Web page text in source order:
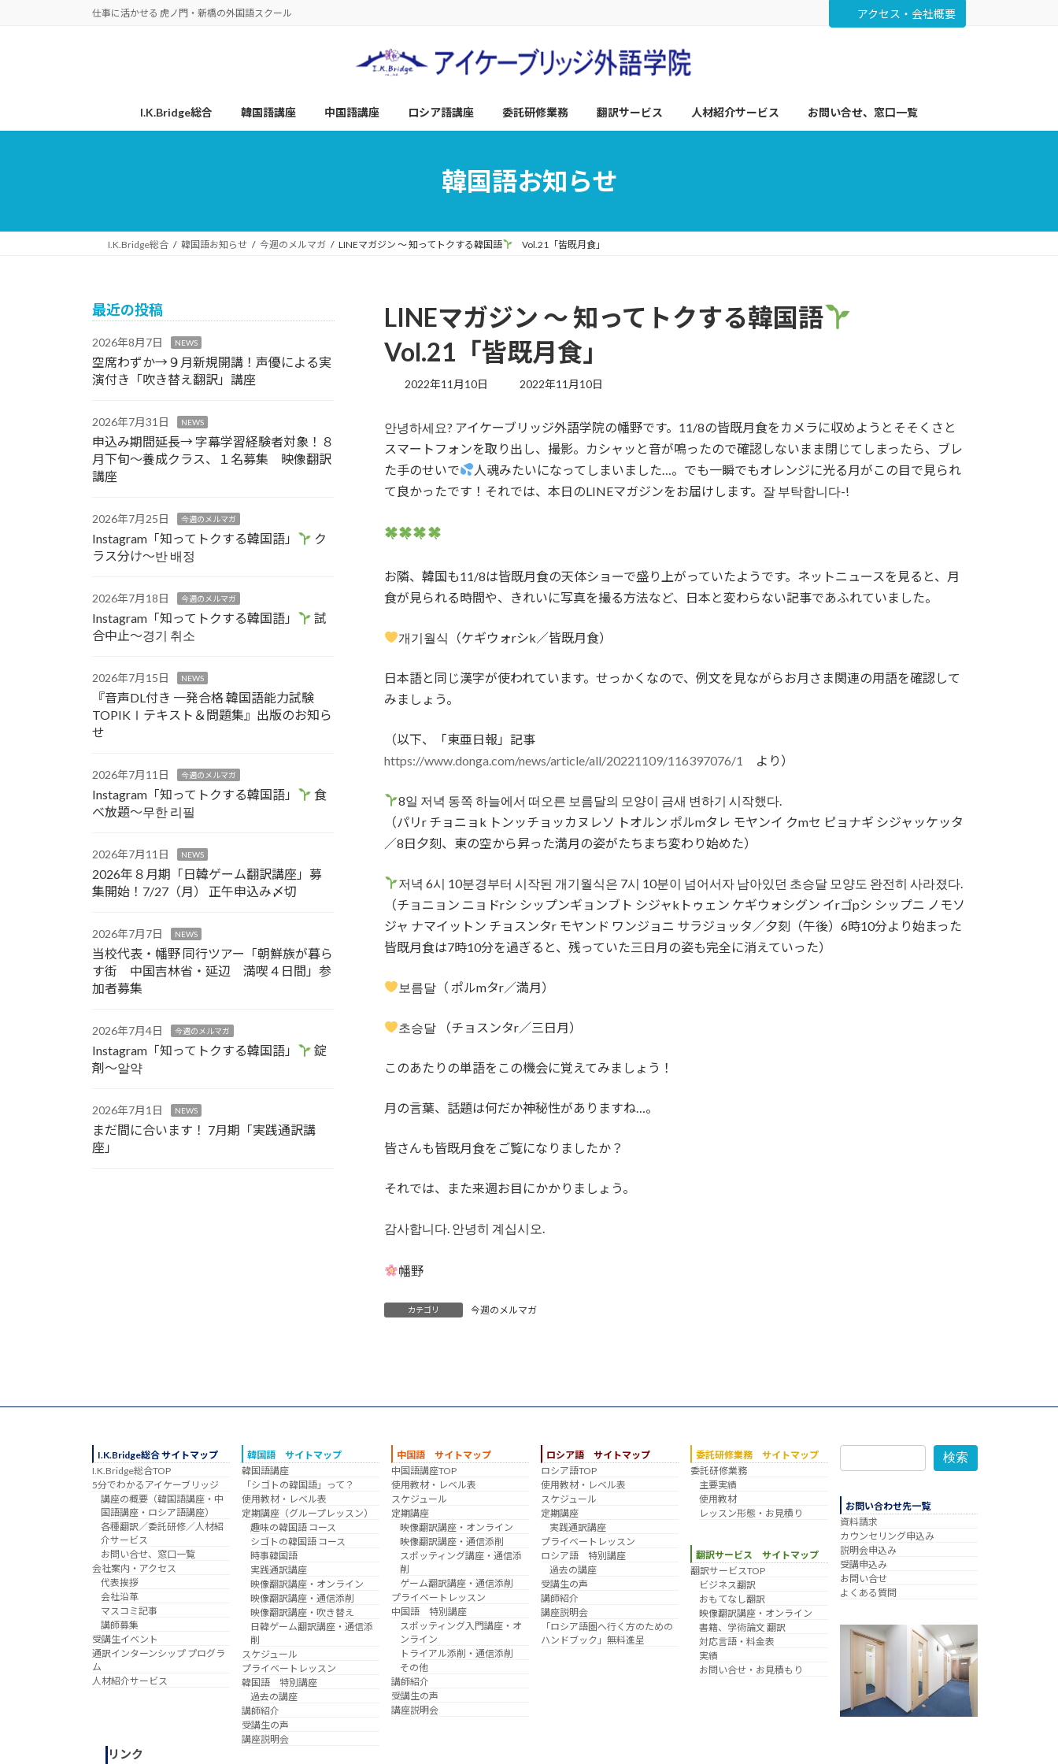
仕事に活かせる 虎ノ門・新橋の外国語スクール アクセス・会社概要
I.K.Bridge総合 韓国語講座 中国語講座 ロシア語講座 委託研修業務 翻訳サービス 人材紹介サービス お問い合せ、窓口一覧
韓国語お知らせ
I.K.Bridge総合 韓国語お知らせ 今週のメルマガ LINEマガジン ～ 知ってトクする韓国語 Vol.21「皆既月食」
LINEマガジン ～ 知ってトクする韓国語
Vol.21「皆既月食」
2022年11月10日
最
新
日
:
2022年11月10日
안녕하세요? アイケーブリッジ外語学院の幡野です。11/8の皆既月食をカメラに収めようとそそくさと
スマートフォンを取り出し、撮影。カシャッと音が鳴ったので確認しないまま閉じてしまったら、ブレ
た手のせいで
人魂みたいになってしまいました…。でも一瞬でもオレンジに光る月がこの目で見られ
て良かったです！それでは、本日のLINEマガジンをお届けします。잘 부탁합니다-!
お隣、韓国も11/8は皆既月食の天体ショーで盛り上がっていたようです。ネットニュースを見ると、月
食が見られる時間や、きれいに写真を撮る方法など、日本と変わらない記事であふれていました。
개기월식（ケギウォrシk／皆既月食）
日本語と同じ漢字が使われています。せっかくなので、例文を見ながらお月さま関連の用語を確認して
みましょう。
（以下、「東亜日報」記事
https://www.donga.com/news/article/all/20221109/116397076/1
より）
8일 저녁 동쪽 하늘에서 떠오른 보름달의 모양이 금새 변하기 시작했다.
（パリr チョニョk トンッチョッカヌレソ トオルン ポルmタレ モヤンイ クmセ ピョナギ シジャッケッタ
／8日夕刻、東の空から昇った満月の姿がたちまち変わり始めた）
저녁 6시 10분경부터 시작된 개기월식은 7시 10분이 넘어서자 남아있던 초승달 모양도 완전히 사라졌다.
（チョニョン ニョドrシ シップンギョンブト シジャkトゥェン ケギウォシグン イrゴpシ シップニ ノモソ
ジャ ナマイットン チョスンタr モヤンド ワンジョニ サラジョッタ／夕刻（午後）6時10分より始まった
皆既月食は7時10分を過ぎると、残っていた三日月の姿も完全に消えていった）
보름달（ ポルmタr／満月）
초승달 （チョスンタr／三日月）
このあたりの単語をこの機会に覚えてみましょう！
月の言葉、話題は何だか神秘性がありますね…。
皆さんも皆既月食をご覧になりましたか？
それでは、また来週お目にかかりましょう。
감사합니다. 안녕히 계십시오.
幡野
カテゴリ 今週のメルマガ
最近の投稿
2026年8月7日 NEWS
空席わずか→９月新規開講！声優による実
演付き「吹き替え翻訳」講座
2026年7月31日 NEWS
申込み期間延長→ 字幕学習経験者対象！８
月下旬～養成クラス、１名募集 映像翻訳
講座
2026年7月25日 今週のメルマガ
Instagram「知ってトクする韓国語」
ク
ラス分け～반 배정
2026年7月18日 今週のメルマガ
Instagram「知ってトクする韓国語」
試
合中止～경기 취소
2026年7月15日 NEWS
『音声DL付き 一発合格 韓国語能力試験
TOPIKⅠテキスト＆問題集』出版のお知ら
せ
2026年7月11日 今週のメルマガ
Instagram「知ってトクする韓国語」
食
べ放題～무한 리필
2026年7月11日 NEWS
2026年８月期「日韓ゲーム翻訳講座」募
集開始！7/27（月） 正午申込み〆切
2026年7月7日 NEWS
当校代表・幡野 同行ツアー「朝鮮族が暮ら
す街 中国吉林省・延辺 満喫４日間」参
加者募集
2026年7月4日 今週のメルマガ
Instagram「知ってトクする韓国語」
錠
剤～알약
2026年7月1日 NEWS
まだ間に合います！ 7月期「実践通訳講
座」
I.K.Bridge総合 サイトマップ
I.K.Bridge総合TOP
5分でわかるアイケーブリッジ
講座の概要（韓国語講座・中
国語講座・ロシア語講座）
各種翻訳／委託研修／人材紹
介サービス
お問い合せ、窓口一覧
会社案内・アクセス
代表挨拶
会社沿革
マスコミ記事
講師募集
受講生イベント
通訳インターンシップ プログラ
ム
人材紹介サービス
韓国語 サイトマップ
韓国語講座
「シゴトの韓国語」って？
使用教材・レベル表
定期講座（グループレッスン）
趣味の韓国語 コース
シゴトの韓国語 コース
時事韓国語
実践通訳講座
映像翻訳講座・オンライン
映像翻訳講座・通信添削
映像翻訳講座・吹き替え
日韓ゲーム翻訳講座・通信添
削
スケジュール
プライベートレッスン
韓国語 特別講座
過去の講座
講師紹介
受講生の声
講座説明会
中国語 サイトマップ
中国語講座TOP
使用教材・レベル表
スケジュール
定期講座
映像翻訳講座・オンライン
映像翻訳講座・通信添削
スポッティング講座・通信添
削
ゲーム翻訳講座・通信添削
プライベートレッスン
中国語 特別講座
スポッティング入門講座・オ
ンライン
トライアル添削・通信添削
その他
講師紹介
受講生の声
講座説明会
ロシア語 サイトマップ
ロシア語TOP
使用教材・レベル表
スケジュール
定期講座
実践通訳講座
プライベートレッスン
ロシア語 特別講座
過去の講座
受講生の声
講師紹介
講座説明会
「ロシア語圏へ行く方のための
ハンドブック」無料進呈
委託研修業務 サイトマップ
委託研修業務
主要実績
使用教材
レッスン形態・お見積り
翻訳サービス サイトマップ
翻訳サービスTOP
ビジネス翻訳
おもてなし翻訳
映像翻訳講座・オンライン
書籍、学術論文 翻訳
対応言語・料金表
実績
お問い合せ・お見積もり
検索
お問い合わせ先一覧
資料請求
カウンセリング申込み
説明会申込み
受講申込み
お問い合せ
よくある質問
リンク